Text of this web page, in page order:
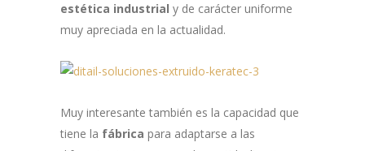
estética industrial y de carácter uniforme
muy apreciada en la actualidad.
Muy interesante también es la capacidad que
tiene la fábrica para adaptarse a las